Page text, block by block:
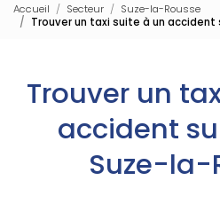
Accueil Secteur
Suze-la-Rousse
Trouver un taxi suite à un
Trouver un
accident
Suze-la-